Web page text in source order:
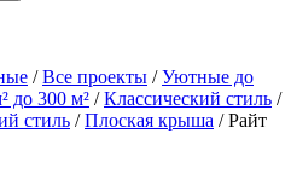
/Все проекты /Уютные до
до 300 м² /Классический стиль /
стиль /Плоская крыша /Райт